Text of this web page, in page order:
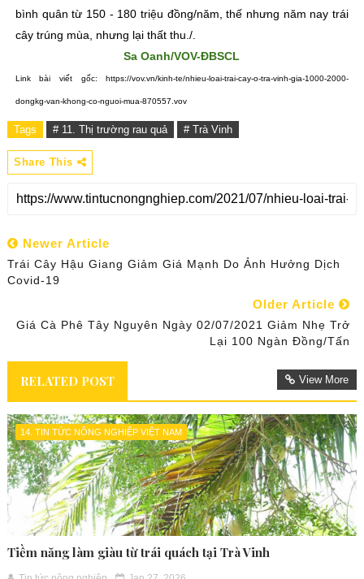
bình quân từ 150 - 180 triệu đồng/năm, thế nhưng năm nay trái
cây trúng mùa, nhưng lại thất thu./.
Sa Oanh/VOV-ĐBSCL
Link bài viết gốc: https://vov.vn/kinh-te/nhieu-loai-trai-cay-o-tra-vinh-gia-1000-2000-
dongkg-van-khong-co-nguoi-mua-870557.vov
Tags # 11. Thị trường rau quả # Trà Vinh
Share This
Newer Article
Trái Cây Hậu Giang Giảm Giá Mạnh Do Ảnh Hưởng Dịch
Covid-19
Older Article
Giá Cà Phê Tây Nguyên Ngày 02/07/2021 Giảm Nhẹ Trở
Lại 100 Ngàn Đồng/tấn
RELATED POST View More
14. TIN TỨC NÔNG NGHIỆP VIỆT NAM
Tiềm năng làm giàu từ trái quách tại Trà Vinh